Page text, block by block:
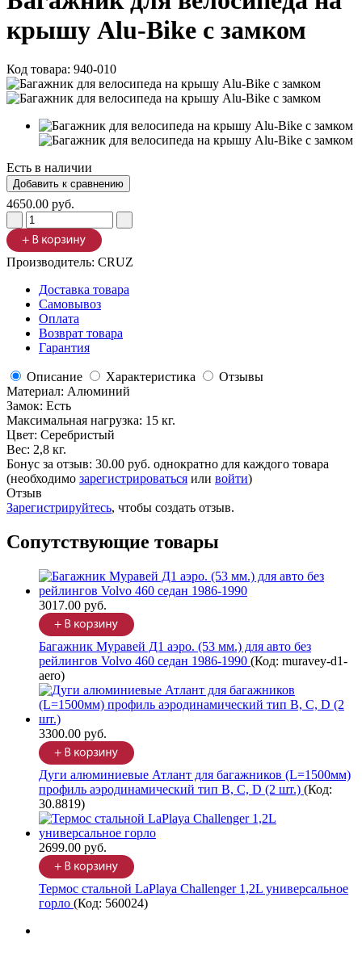
крышу Alu-Bike с замком
Код товара: 940-010
Есть в наличии
4650.00 руб.
Производитель: CRUZ
Доставка товара
Самовывоз
Оплата
Возврат товара
Гарантия
Описание Характеристика
Отзывы
Материал: Алюминий
Замок: Есть
Максимальная нагрузка: 15 кг.
Цвет: Серебристый
Вес: 2,8 кг.
Бонус за отзыв: 30.00 руб. однократно для каждого товара
(необходимо зарегистрироваться или войти)
Отзыв
Зарегистрируйтесь, чтобы создать отзыв.
Сопутствующие товары
3017.00 руб.
Багажник Муравей Д1 аэро. (53 мм.) для авто без
рейлингов Volvo 460 седан 1986-1990 (Код: muravey-d1-
aero)
3300.00 руб.
Дуги алюминиевые Атлант для багажников (L=1500мм)
профиль аэродинамический тип B, C, D (2 шт.) (Код:
30.8819)
2699.00 руб.
Термос стальной LaPlaya Challenger 1,2L универсальное
горло (Код: 560024)